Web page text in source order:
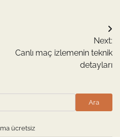
Next:
Canlı maç izlemenin teknik
detayları
Ara
ücretsiz